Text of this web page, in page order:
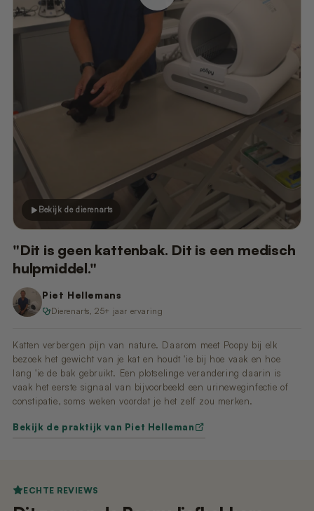
Bekijk de dierenarts
"Dit is geen kattenbak. Dit is een medisch
hulpmiddel."
Piet Hellemans
Dierenarts, 25+ jaar ervaring
Katten verbergen pijn van nature. Daarom meet Poopy bij elk
bezoek het gewicht van je kat en houdt 'ie bij hoe vaak en hoe
lang 'ie de bak gebruikt. Een plotselinge verandering daarin is
vaak het eerste signaal van bijvoorbeeld een urineweginfectie of
constipatie, soms weken voordat je het zelf zou merken.
Bekijk de praktijk van Piet Helleman
ECHTE REVIEWS